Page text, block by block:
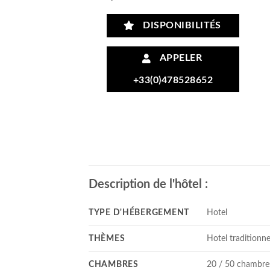
DISPONIBILITÉS
APPELER
+33(0)478528652
Description de l'hôtel :
TYPE D'HÉBERGEMENT Hotel
THÈMES Hotel
CHAMBRES 20 / 50